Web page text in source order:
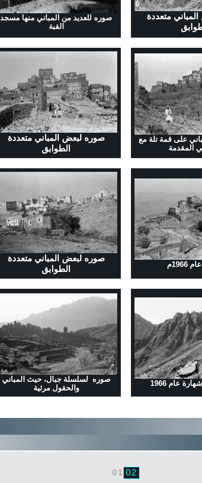
صوره للعديد من المباني منها مسجد
القبة
متعددة
صوره لبعض المباني متعددة
الطوابق
على قمة تلة مع
المقدمة
صوره لبعض المباني متعددة
الطوابق
1966م
صوره لسلسلة جبال، حيث المباني
والحقول مرئية
عام 1966
01 02